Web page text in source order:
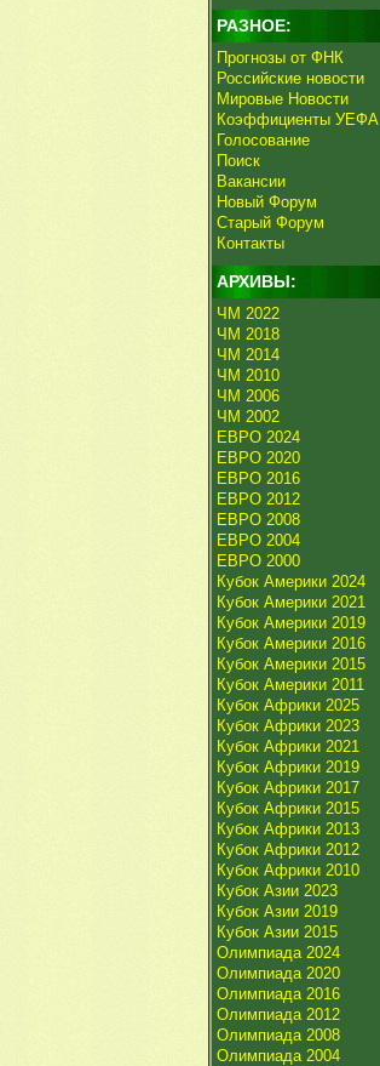
РАЗНОЕ:
Прогнозы от ФНК
Российские новости
Мировые Новости
Коэффициенты УЕФА
Голосование
Поиск
Вакансии
Новый Форум
Старый Форум
Контакты
АРХИВЫ:
ЧМ 2022
ЧМ 2018
ЧМ 2014
ЧМ 2010
ЧМ 2006
ЧМ 2002
ЕВРО 2024
ЕВРО 2020
ЕВРО 2016
ЕВРО 2012
ЕВРО 2008
ЕВРО 2004
ЕВРО 2000
Кубок Америки 2024
Кубок Америки 2021
Кубок Америки 2019
Кубок Америки 2016
Кубок Америки 2015
Кубок Америки 2011
Кубок Африки 2025
Кубок Африки 2023
Кубок Африки 2021
Кубок Африки 2019
Кубок Африки 2017
Кубок Африки 2015
Кубок Африки 2013
Кубок Африки 2012
Кубок Африки 2010
Кубок Азии 2023
Кубок Азии 2019
Кубок Азии 2015
Олимпиада 2024
Олимпиада 2020
Олимпиада 2016
Олимпиада 2012
Олимпиада 2008
Олимпиада 2004